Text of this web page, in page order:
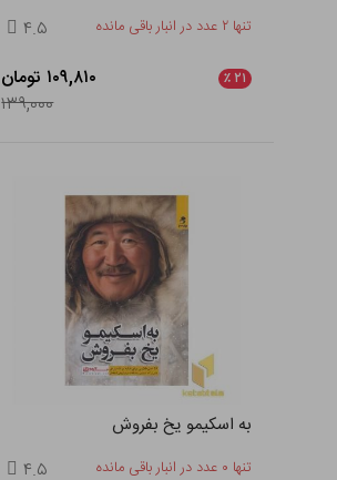
تنها ۲ عدد در انبار باقی مانده ۴.۵
۲۱ ٪
۱۰۹,۸۱۰ تومان
۱۳۹,۰۰۰
به اسکیمو یخ بفروش
تنها ۰ عدد در انبار باقی مانده ۴.۵